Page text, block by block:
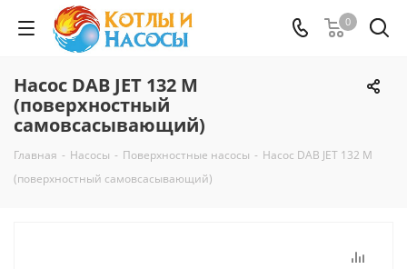
0
Насос DAB JET 132 M
(поверхностный
самовсасывающий)
Главная - Насосы - Поверхностные насосы - Насос DAB JET 132 M
(поверхностный самовсасывающий)